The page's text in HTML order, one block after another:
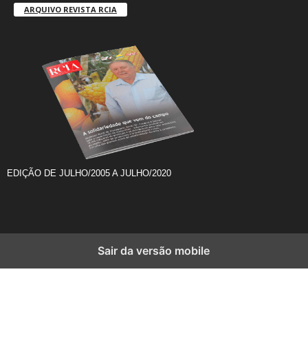
ARQUIVO REVISTA RCIA
EDIÇÃO DE JULHO/2005 A JULHO/2020
Sair da versão mobile